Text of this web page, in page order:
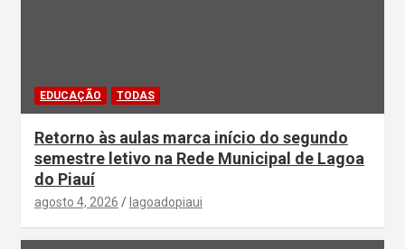
EDUCAÇÃO TODAS
Retorno às aulas marca início do segundo
semestre letivo na Rede Municipal de Lagoa
do Piauí
agosto 4, 2026 lagoadopiaui